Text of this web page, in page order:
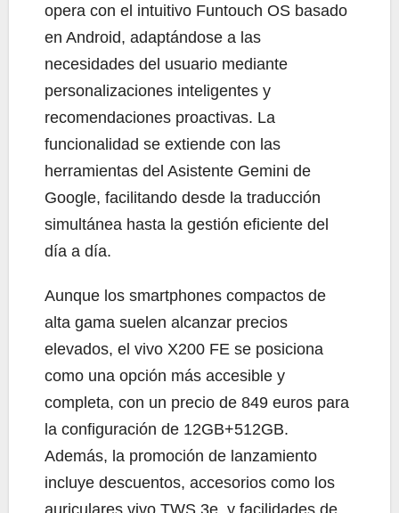
opera con el intuitivo Funtouch OS basado
en Android, adaptándose a las
necesidades del usuario mediante
personalizaciones inteligentes y
recomendaciones proactivas. La
funcionalidad se extiende con las
herramientas del Asistente Gemini de
Google, facilitando desde la traducción
simultánea hasta la gestión eficiente del
día a día.
Aunque los smartphones compactos de
alta gama suelen alcanzar precios
elevados, el vivo X200 FE se posiciona
como una opción más accesible y
completa, con un precio de 849 euros para
la configuración de 12GB+512GB.
Además, la promoción de lanzamiento
incluye descuentos, accesorios como los
auriculares vivo TWS 3e, y facilidades de